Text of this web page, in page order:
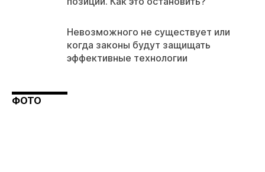
Невозможного не существует или
когда законы будут защищать
эффективные технологии
ФОТО